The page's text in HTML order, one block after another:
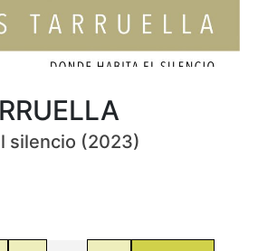
silencio (2023)